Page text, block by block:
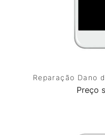
Reparação Dano
Preço